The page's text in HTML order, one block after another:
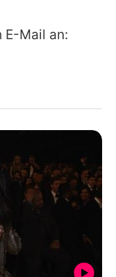
E-Mail an: